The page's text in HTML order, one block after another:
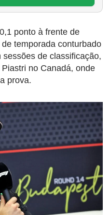
ponto à frente de
temporada conturbado
de classificação,
no Canadá, onde
prova.